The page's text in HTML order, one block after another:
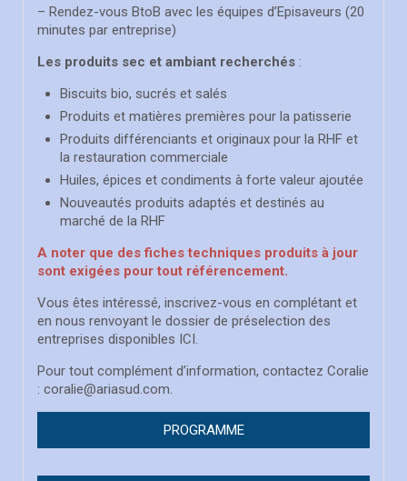
– Rendez-vous BtoB avec les équipes d’Episaveurs (20
minutes par entreprise)
Les produits sec et ambiant recherchés :
Biscuits bio, sucrés et salés
Produits et matières premières pour la patisserie
Produits différenciants et originaux pour la RHF et
la restauration commerciale
Huiles, épices et condiments à forte valeur ajoutée
Nouveautés produits adaptés et destinés au
marché de la RHF
A noter que des fiches techniques produits à jour
sont exigées pour tout référencement.
Vous êtes intéressé, inscrivez-vous en complétant et
en nous renvoyant le dossier de préselection des
entreprises disponibles ICI.
Pour tout complément d’information, contactez Coralie
: coralie@ariasud.com.
PROGRAMME